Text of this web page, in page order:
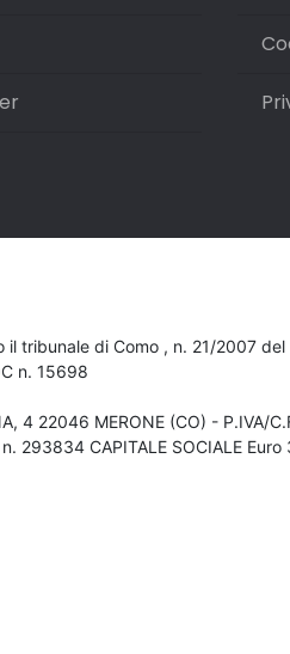
tribunale di Como , n. 21/2007 del
n. 15698
4 22046 MERONE (CO) - P.IVA/
293834 CAPITALE SOCIALE Euro